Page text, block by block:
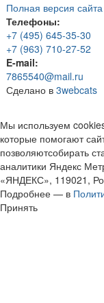
Полная версия сайта
Телефоны:
+7 (495) 645-35-30
+7 (963) 710-27-52
E-mail:
7865540@mail.ru
Сделано в 3webcats
Мы используем
которые помогают
позволяютсобирать
аналитики Яндекс
«ЯНДЕКС», 119021,
Подробнее — в
Принять